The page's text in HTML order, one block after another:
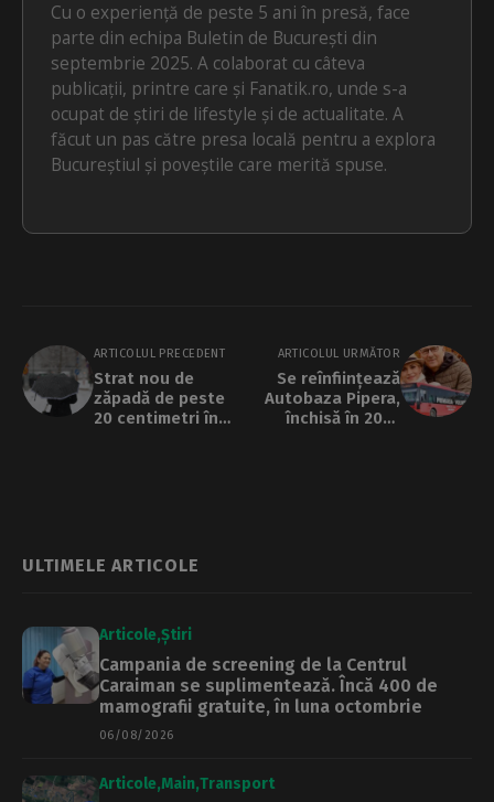
Cu o experiență de peste 5 ani în presă, face
parte din echipa Buletin de București din
septembrie 2025. A colaborat cu câteva
publicații, printre care și Fanatik.ro, unde s-a
ocupat de știri de lifestyle și de actualitate. A
făcut un pas către presa locală pentru a explora
Bucureștiul și poveștile care merită spuse.
ARTICOLUL PRECEDENT
Strat nou de
zăpadă de peste
20 centimetri în
ARTICOLUL URMĂTOR
Se reînființează
Autobaza Pipera,
închisă în 2019
ULTIMELE ARTICOLE
Articole Știri
Campania de screening de la Centrul
Caraiman se suplimentează. Încă 400 de
mamografii gratuite, în luna octombrie
06/08/2026
Articole Main Transport